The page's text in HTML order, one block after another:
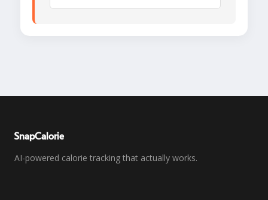
SnapCalorie
AI-powered calorie tracking that actually works.